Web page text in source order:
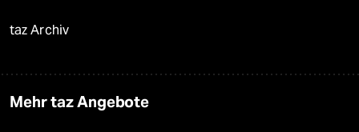
taz Archiv
Mehr taz Angebote